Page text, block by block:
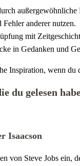
außergewöhnliche
anderer nutzen.
mit
in Gedanken und
Inspiration, wenn du
du gelesen
Isaacson
von Steve Jobs